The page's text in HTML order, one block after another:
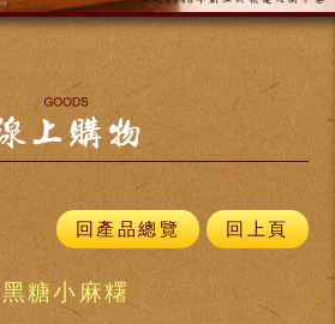
回產品總覽 回上頁
黑糖小麻糬